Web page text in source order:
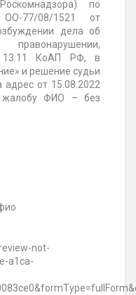
по
77/08/1521 от
дела об
13.11 КоАП РФ, в
и решение судьи
адрес от 15.08.2022
жалобу ФИО – без
not-
a1ca-